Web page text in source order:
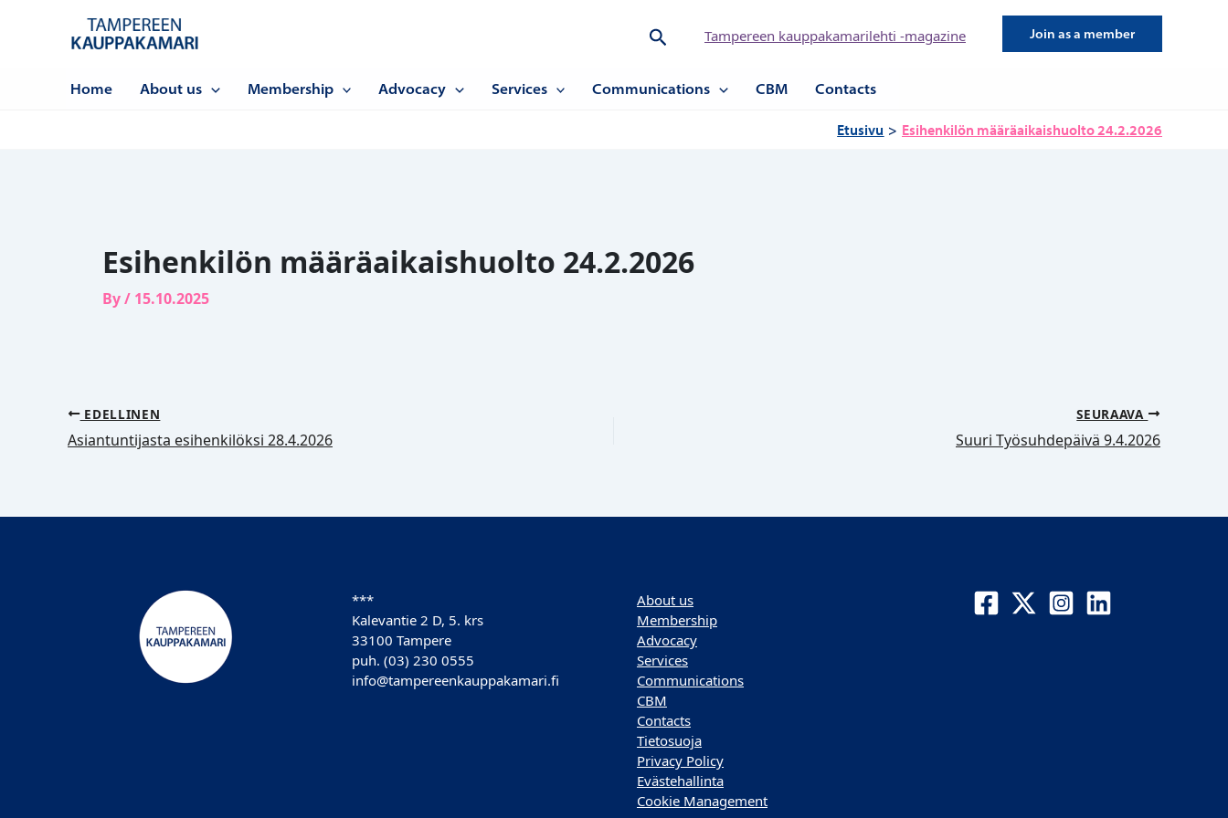
Hae Tampereen kauppakamarilehti -magazine Join as a member
Home About us Membership Advocacy Services Communications CBM Contacts
Etusivu Esihenkilön määräaikaishuolto 24.2.2026
Esihenkilön määräaikaishuolto 24.2.2026
By/ 15.10.2025
EDELLINEN
Asiantuntijasta esihenkilöksi 28.4.2026
SEURAAVA
Suuri Työsuhdepäivä 9.4.2026
***
Kalevantie 2 D, 5. krs
33100 Tampere
puh. (03) 230 0555
info@tampereenkauppakamari.fi
About us
Membership
Advocacy
Services
Communications
CBM
Contacts
Tietosuoja
Privacy Policy
Evästehallinta
Cookie Management